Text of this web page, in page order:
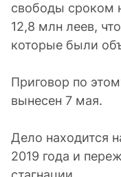
свободы сроком
12,8 млн леев,
которые были
Приговор по
вынесен 7 мая.
Дело находится
2019 года и